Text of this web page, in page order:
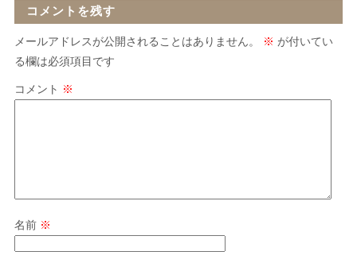
コメントを残す
メールアドレスが公開されることはありません。 ※ が付いてい
る欄は必須項目です
コメント ※
名前 ※